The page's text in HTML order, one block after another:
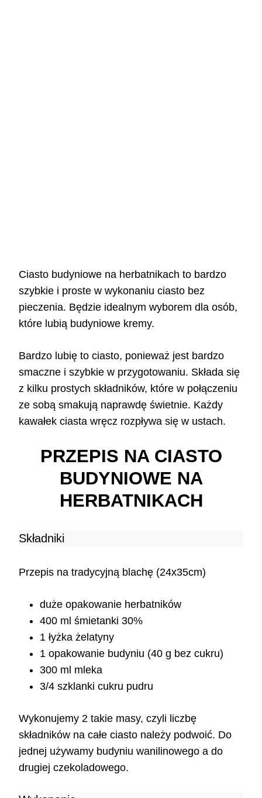
Ciasto budyniowe na herbatnikach to bardzo
szybkie i proste w wykonaniu ciasto bez
pieczenia. Będzie idealnym wyborem dla osób,
które lubią budyniowe kremy.
Bardzo lubię to ciasto, ponieważ jest bardzo
smaczne i szybkie w przygotowaniu. Składa się
z kilku prostych składników, które w połączeniu
ze sobą smakują naprawdę świetnie. Każdy
kawałek ciasta wręcz rozpływa się w ustach.
PRZEPIS NA CIASTO
BUDYNIOWE NA
HERBATNIKACH
Składniki
Przepis na tradycyjną blachę (24x35cm)
duże opakowanie herbatników
400 ml śmietanki 30%
1 łyżka żelatyny
1 opakowanie budyniu (40 g bez cukru)
300 ml mleka
3/4 szklanki cukru pudru
Wykonujemy 2 takie masy, czyli liczbę
składników na całe ciasto należy podwoić. Do
jednej używamy budyniu wanilinowego a do
drugiej czekoladowego.